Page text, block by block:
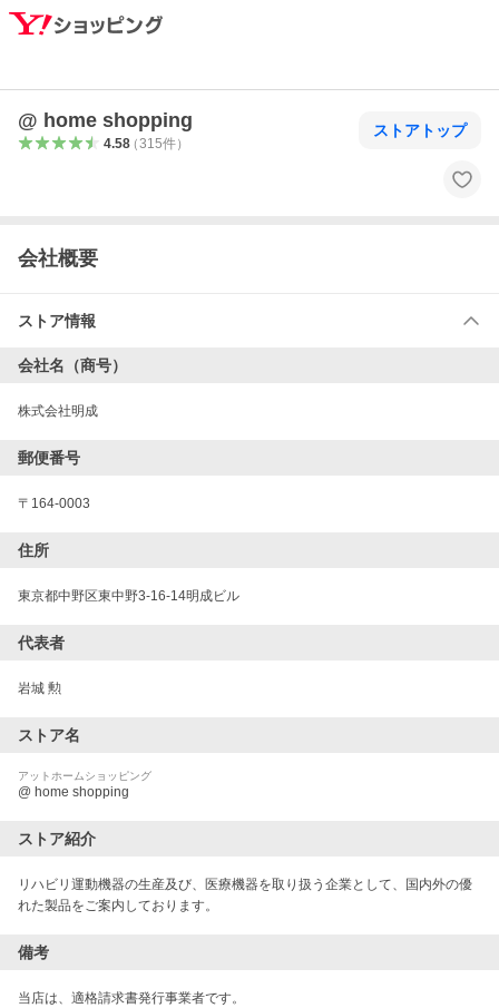
@ home shopping
4.58（315件）
ストアトップ
会社概要
ストア情報
会社名（商号）
株式会社明成
郵便番号
〒 164-0003
住所
東京都中野区東中野3-16-14明成ビル
代表者
岩城 勲
ストア名
アットホームショッピング
@ home shopping
ストア紹介
リハビリ運動機器の生産及び、医療機器を取り扱う企業として、国内外の優
れた製品をご案内しております。
備考
当店は、適格請求書発行事業者です。